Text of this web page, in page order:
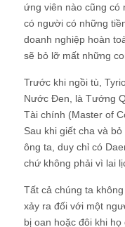
ứng viên nào cũng có
có người có những
doanh nghiệp hoàn
sẽ bỏ lỡ mất những
Trước khi ngồi tù,
Nước Đen, là Tướng
Tài chính (Master of
Sau khi giết cha và
ông ta, duy chỉ có
chứ không phải vì lai
Tất cả chúng ta
xảy ra đối với một
bị oan hoặc đôi khi